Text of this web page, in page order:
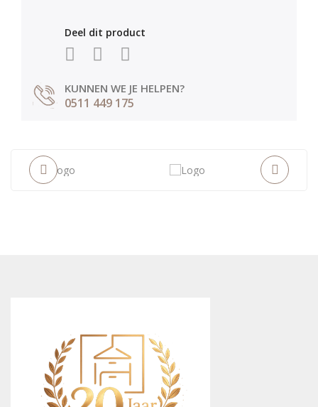
Deel dit product
KUNNEN WE JE HELPEN?
0511 449 175